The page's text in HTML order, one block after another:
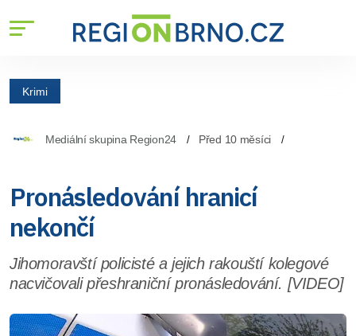
Krimi
Mediální skupina Region24 Před 10 měsíci
Pronásledování hranicí
nekončí
Jihomoravští policisté a jejich rakouští kolegové
nacvičovali přeshraniční pronásledování. [VIDEO]